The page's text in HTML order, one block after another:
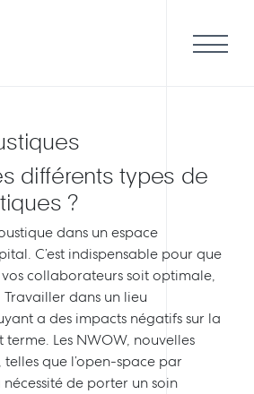
différents types de
?
dans un espace
C’est indispensable pour que
collaborateurs soit optimale,
dans un lieu
a des impacts négatifs sur la
Les NWOW, nouvelles
que l’open-space par
de porter un soin